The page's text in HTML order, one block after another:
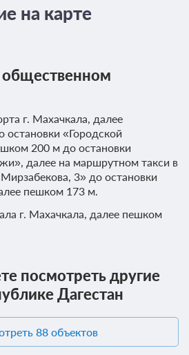
предоплаты в течение 2 часов.
-1 руб.
Wi-Fi
номере
Сплит-система
на карте
общественном
г. Махачкала, далее
«Городской
200 м до остановки
далее на маршрутном такси в
3» до остановки
пешком 173 м.
г. Махачкала, далее пешком
посмотреть другие
Дагестан
88 объектов